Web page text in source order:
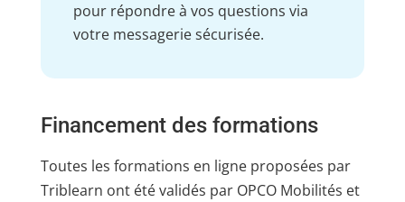
pour répondre à vos questions via
votre messagerie sécurisée.
Financement des formations
Toutes les formations en ligne proposées par
Triblearn ont été validés par OPCO Mobilités et